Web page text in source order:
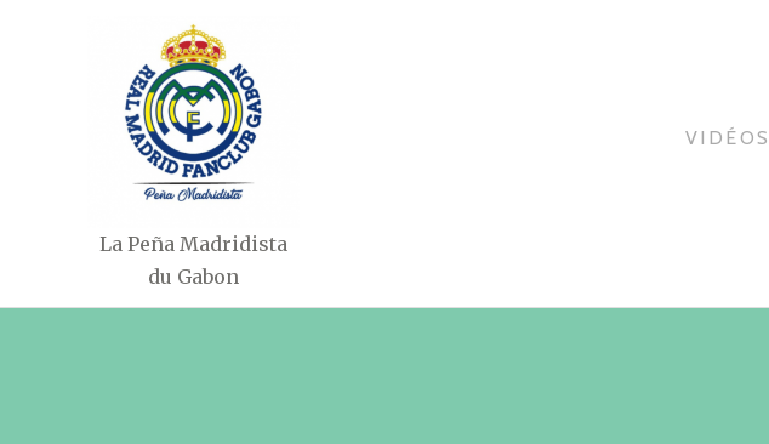
La Peña Madridista
du Gabon
VIDÉOS